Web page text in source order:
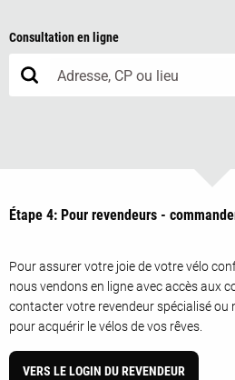
Consultation en ligne
Étape 4: Pour revendeurs -
Pour assurer votre joie de votre vélo
nous vendons en ligne avec accès aux
contacter votre revendeur spécialisé ou
pour acquérir le vélos de vos rêves.
VERS LE LOGIN DU REVENDEUR